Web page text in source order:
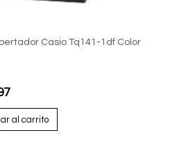
Casio Tq141-1df Color